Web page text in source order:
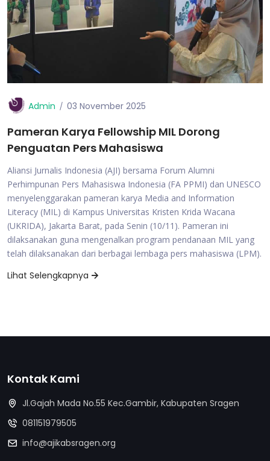
Admin 03 November 2025
Pameran Karya Fellowship MIL Dorong
Penguatan Pers Mahasiswa
Aliansi Jurnalis Indonesia (AJI) bersama Forum Alumni
Perhimpunan Pers Mahasiswa Indonesia (FA PPMI) dan UNESCO
menyelenggarakan pameran karya Media and Information
Literacy (MIL) di Kampus Universitas Kristen Krida Wacana
(UKRIDA), Jakarta Barat, pada Senin (10/11). Pameran ini
dilaksanakan guna mengenalkan program pendanaan MIL yang
telah dilaksanakan dari berbagai lembaga pers mahasiswa (LPM).
Lihat Selengkapnya
Kontak Kami
Jl.Gajah Mada No.55 Kec.Gambir, Kabupaten Sragen
081151979505
info@ajikabsragen.org